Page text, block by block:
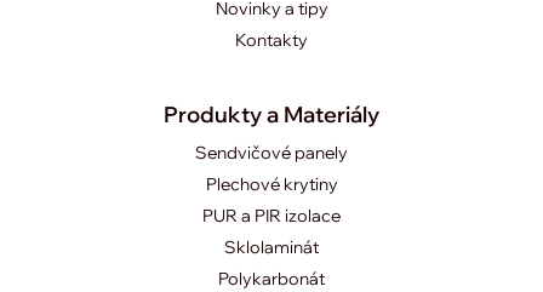
Novinky a tipy
Kontakty
Produkty a Materiály
Sendvičové panely
Plechové krytiny
PUR a PIR izolace
Sklolaminát
Polykarbonát